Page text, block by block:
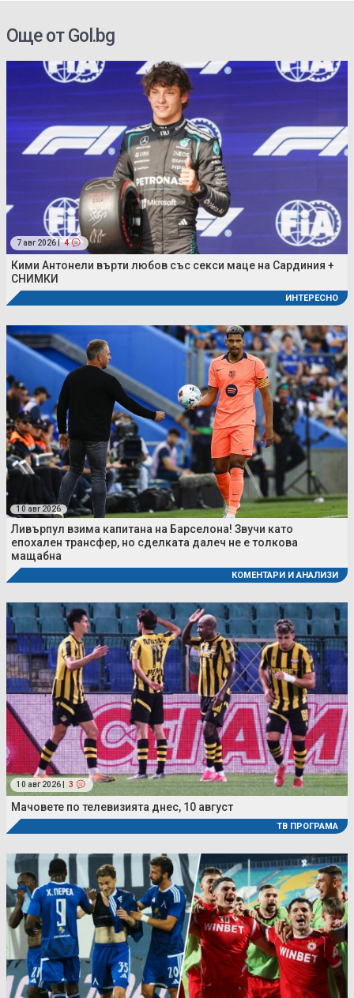
Още от Gol.bg
7 авг 2026 | 4
Кими Антонели върти любов със секси маце на Сардиния +
СНИМКИ
ИНТЕРЕСНО
10 авг 2026
Ливърпул взима капитана на Барселона! Звучи като
епохален трансфер, но сделката далеч не е толкова
мащабна
КОМЕНТАРИ И АНАЛИЗИ
10 авг 2026 | 3
Мачовете по телевизията днес, 10 август
ТВ ПРОГРАМА